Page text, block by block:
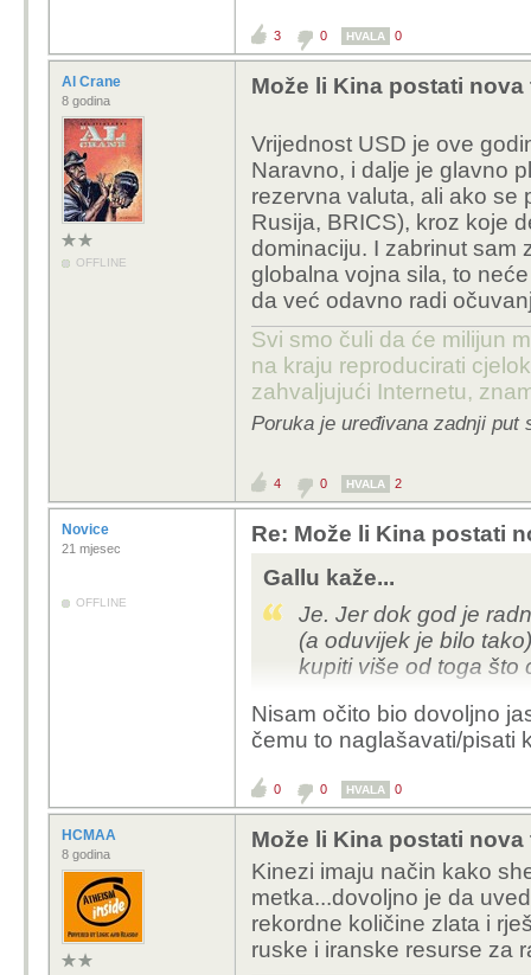
3 0 HVALA 0
Al Crane
8 godina
OFFLINE
Može li Kina postati
Vrijednost USD je ove
Naravno, i dalje je glavno
rezervna valuta, ali ako se
Rusija, BRICS), kroz koje
dominaciju. I zabrinut sam
globalna vojna sila, to
da već odavno radi
Svi smo čuli da će milijun
na kraju reproducirati
zahvaljujući Internetu,
Poruka je uređivana zadnji put
4 0 HVALA 2
Novice
21 mjesec
OFFLINE
Re: Može li Kina postati
Gallu kaže...
Je. Jer dok god je
(a oduvijek je bilo
kupiti više od toga što
Nisam očito bio dovoljno
čemu to naglašavati/pisati
0 0 HVALA 0
HCMAA
8 godina
Može li Kina postati
Kinezi imaju način kako
metka...dovoljno je da
rekordne količine zlata i
ruske i iranske resurse za